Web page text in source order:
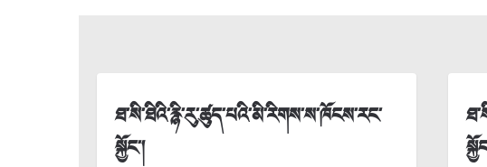
ཐ་སི་ཐིའི་རྙི་རུ་ཚུད་པའི་མི་རིགས་ས་ཁོངས་རང་
སྐྱོང་།